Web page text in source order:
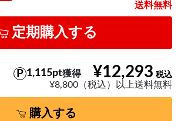
送料無料
定期購入する
¥12,293
1,115pt獲得
¥8,800（税込）以上送料無料
購入する